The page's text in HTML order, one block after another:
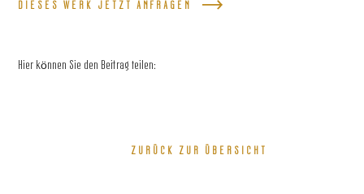
DIESES WERK JETZT ANFRAGEN
Hier können Sie den Beitrag teilen:
ZURÜCK ZUR ÜBERSICHT